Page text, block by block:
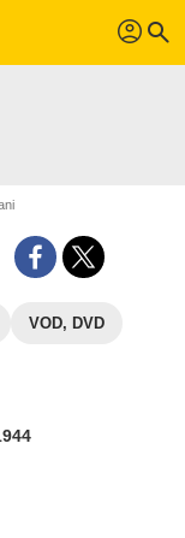
profil search
VOD, DVD